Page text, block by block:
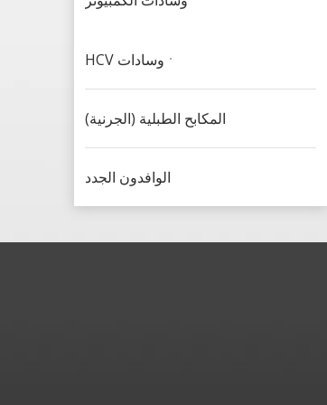
وسادات HCV
المكابح الطبلية (الجرنية)
الوافدون الجدد